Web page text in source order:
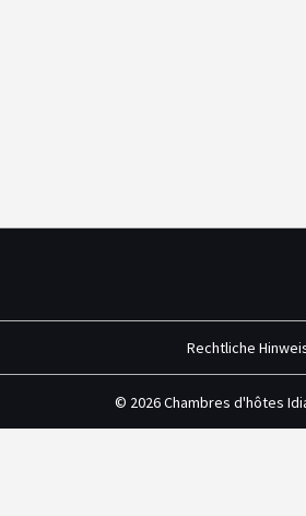
Rechtliche
© 2026 Chambres d'hôtes